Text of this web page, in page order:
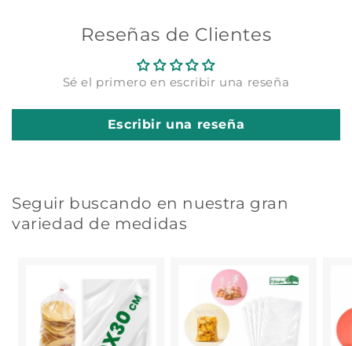
Reseñas de Clientes
Sé el primero en escribir una reseña
Escribir una reseña
Seguir buscando en nuestra gran
variedad de medidas